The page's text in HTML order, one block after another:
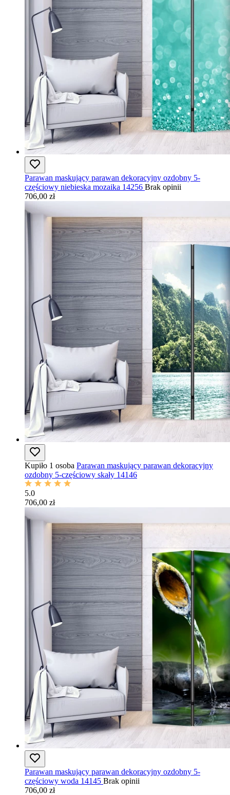
Parawan maskujący parawan dekoracyjny ozdobny 5-
częściowy niebieska mozaika 14256 Brak opinii
706,00 zł
Kupiło 1 osoba Parawan maskujący parawan dekoracyjny
ozdobny 5-częściowy skały 14146
5.0
706,00 zł
Parawan maskujący parawan dekoracyjny ozdobny 5-
częściowy woda 14145 Brak opinii
706,00 zł